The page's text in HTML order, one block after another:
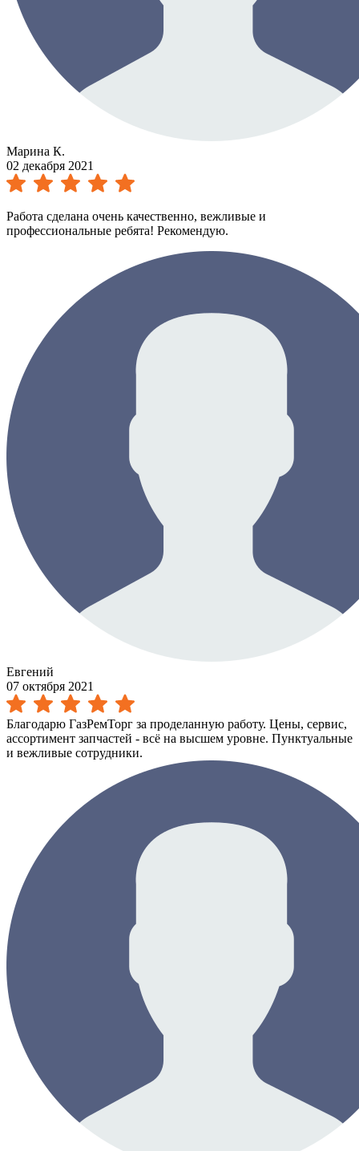
Марина К.
02 декабря 2021
Работа сделана очень качественно, вежливые и
профессиональные ребята! Рекомендую.
Евгений
07 октября 2021
Благодарю ГазРемТорг за проделанную работу. Цены, сервис,
ассортимент запчастей - всё на высшем уровне. Пунктуальные
и вежливые сотрудники.